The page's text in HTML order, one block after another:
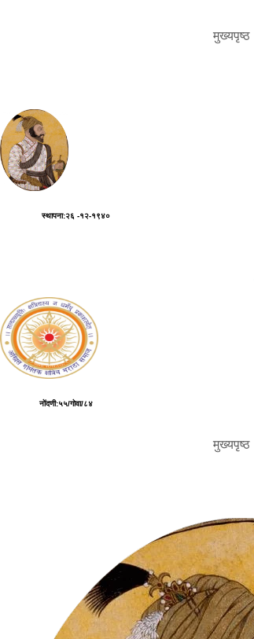
मुख्यपृष्ठ
स्थापना:२६ -१२-१९४०
नोंदणी:५५/गोवा/८४
मुख्यपृष्ठ